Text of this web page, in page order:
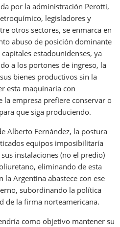
por la administración Perotti,
legisladores y
otros sectores, se enmarca en
abuso de posición dominante
estadounidenses, ya
a los portones de ingreso, la
bienes productivos sin la
esta maquinaria con
la empresa prefiere conservar o
que siga produciendo.
Alberto Fernández, la postura
equipos imposibilitaría
instalaciones (no el predio)
eliminando de esta
la Argentina abastece con ese
subordinando la política
de la firma norteamericana.
como objetivo mantener su